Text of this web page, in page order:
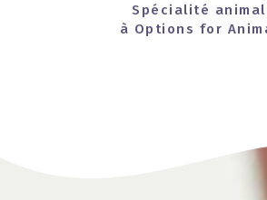
Spécialité
à Options for